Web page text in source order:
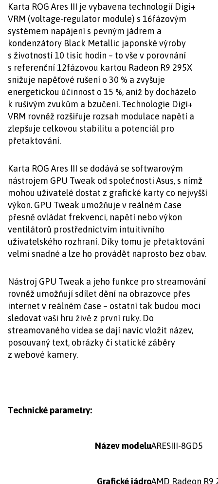
Karta ROG Ares III je vybavena technologií Digi+
VRM (voltage-regulator module) s 16fázovým
systémem napájení s pevným jádrem a
kondenzátory Black Metallic japonské výroby
s životností 10 tisíc hodin – to vše v porovnání
s referenční 12fázovou kartou Radeon R9 295X
snižuje napěťové rušení o 30 % a zvyšuje
energetickou účinnost o 15 %, aniž by docházelo
k rušivým zvukům a bzučení. Technologie Digi+
VRM rovněž rozšiřuje rozsah modulace napětí a
zlepšuje celkovou stabilitu a potenciál pro
přetaktování.
Karta ROG Ares III se dodává se softwarovým
nástrojem GPU Tweak od společnosti Asus, s nímž
mohou uživatelé dostat z grafické karty co nejvyšší
výkon. GPU Tweak umožňuje v reálném čase
přesně ovládat frekvenci, napětí nebo výkon
ventilátorů prostřednictvím intuitivního
uživatelského rozhraní. Díky tomu je přetaktování
velmi snadné a lze ho provádět naprosto bez obav.
Nástroj GPU Tweak a jeho funkce pro streamování
rovněž umožňují sdílet dění na obrazovce přes
internet v reálném čase – ostatní tak budou moci
sledovat vaši hru živě z první ruky. Do
streamovaného videa se dají navíc vložit název,
posouvaný text, obrázky či statické záběry
z webové kamery.
Technické parametry:
Název modeluARESIII-8GD5
Grafické jádroAMD Radeon R9